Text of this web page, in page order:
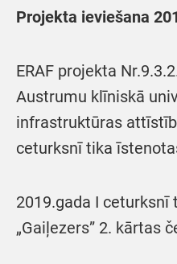
Projekta ieviešana
ERAF projekta
Austrumu klīniskā
infrastruktūras
ceturksnī tika
2019.gada I
„Gaiļezers” 2. kārtas